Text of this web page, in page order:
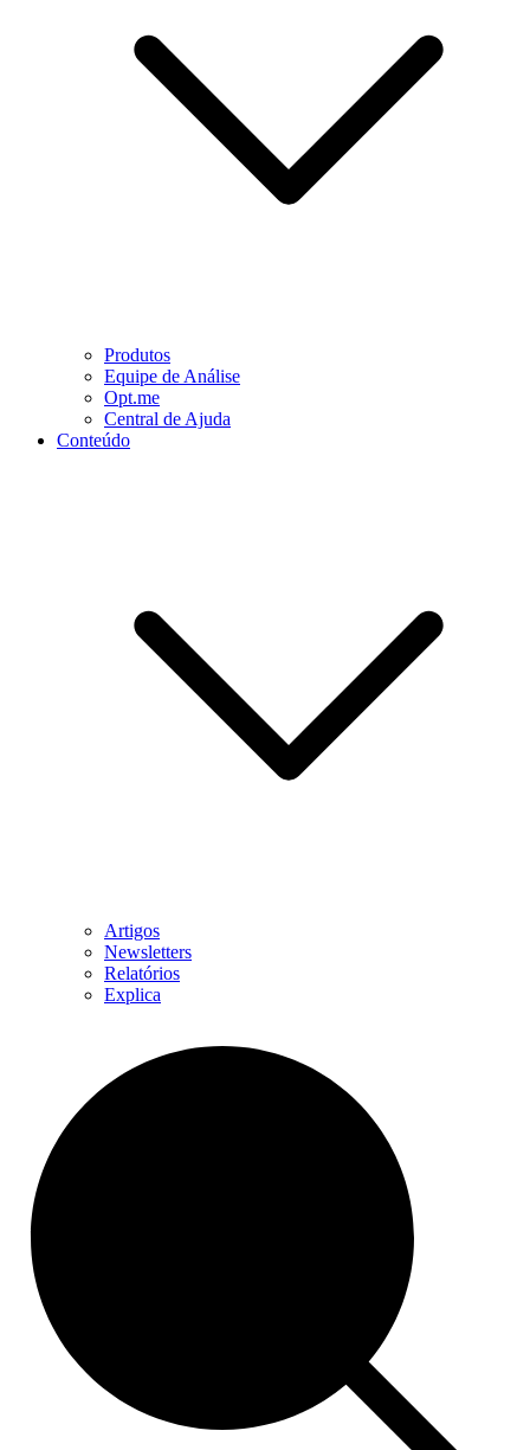
Produtos
Equipe de Análise
Opt.me
Central de Ajuda
Conteúdo
Artigos
Newsletters
Relatórios
Explica